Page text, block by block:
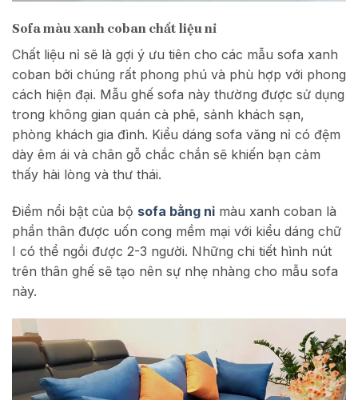
Sofa màu xanh coban chất liệu nỉ
Chất liệu nỉ sẽ là gợi ý ưu tiên cho các mẫu sofa xanh
coban bởi chúng rất phong phú và phù hợp với phong
cách hiện đại. Mẫu ghế sofa này thường được sử dụng
trong không gian quán cà phê, sảnh khách sạn,
phòng khách gia đình. Kiểu dáng sofa văng nỉ có đệm
dày êm ái và chân gỗ chắc chắn sẽ khiến bạn cảm
thấy hài lòng và thư thái.
Điểm nổi bật của bộ sofa bằng nỉ màu xanh coban là
phần thân được uốn cong mềm mại với kiểu dáng chữ
I có thể ngồi được 2-3 người. Những chi tiết hình nút
trên thân ghế sẽ tạo nên sự nhẹ nhàng cho mẫu sofa
này.